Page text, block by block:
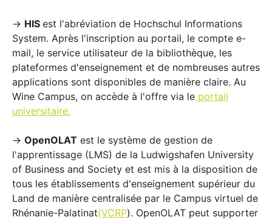
→ HIS est l'abréviation de Hochschul Informations
System. Après l'inscription au portail, le compte e-
mail, le service utilisateur de la bibliothèque, les
plateformes d'enseignement et de nombreuses autres
applications sont disponibles de manière claire. Au
Wine Campus, on accède à l'offre via le portail
universitaire.
→ OpenOLAT est le système de gestion de
l'apprentissage (LMS) de la Ludwigshafen University
of Business and Society et est mis à la disposition de
tous les établissements d'enseignement supérieur du
Land de manière centralisée par le Campus virtuel de
Rhénanie-Palatinat(VCRP). OpenOLAT peut supporter